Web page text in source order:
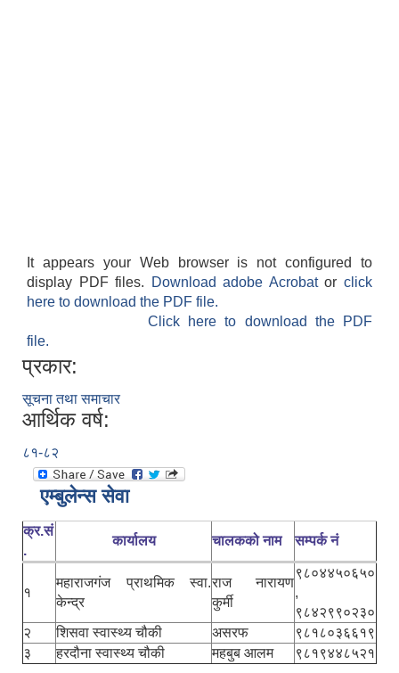
It appears your Web browser is not configured to
display PDF files.
Download adobe Acrobatorclick
here to download the PDF file.
Click here to download the PDF
file.
प्रकार:
सूचना तथा समाचार
आर्थिक वर्ष:
८१-८२
एम्बुलेन्स सेवा
क्र.सं
.
कार्यालय चालकको नाम सम्पर्क नं
१
महाराजगंज प्राथमिक स्वा.
केन्द्र
राज नारायण
कुर्मी
९८०४४५०६५०
,
९८४२९९०२३०
२
शिसवा स्वास्थ्य चौकी असरफ
९८१८०३६६१९
३
हरदौना स्वास्थ्य चौकी महबुब आलम ९८१९४४८५२१